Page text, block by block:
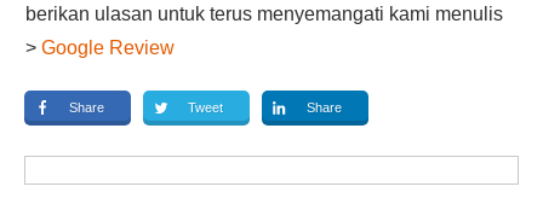
berikan ulasan untuk terus menyemangati kami menulis
> Google Review
Share Tweet Share